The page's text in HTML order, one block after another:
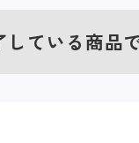
している商品